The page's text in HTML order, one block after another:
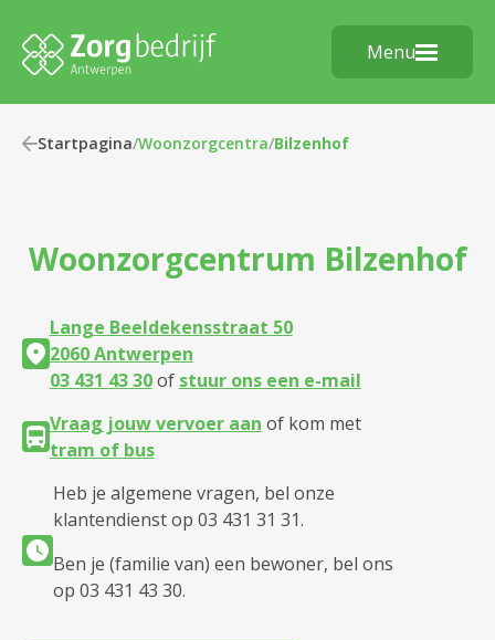
Menu
Startpagina/Woonzorgcentra/Bilzenhof
Woonzorgcentrum Bilzenhof
Lange Beeldekensstraat 50
2060 Antwerpen
03 431 43 30of stuur ons een e-mail
Vraag jouw vervoer aan of kom met
tram of bus
Heb je algemene vragen, bel onze
klantendienst op 03 431 31 31.
Ben je (familie van) een bewoner, bel ons
op 03 431 43 30.